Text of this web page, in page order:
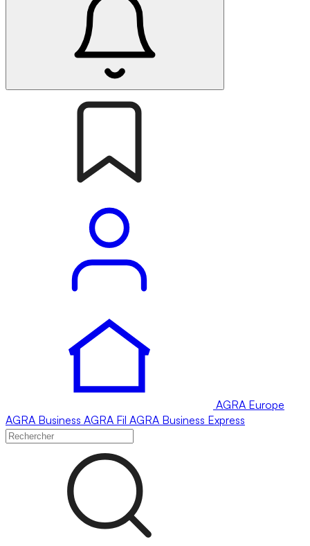
AGRA Europe
AGRA Business AGRA Fil AGRA Business Express